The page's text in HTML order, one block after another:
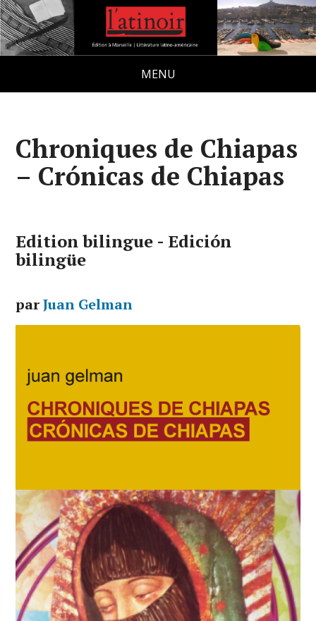
MENU
Chroniques de Chiapas
– Crónicas de Chiapas
Edition bilingue - Edición
bilingüe
parJuan Gelman